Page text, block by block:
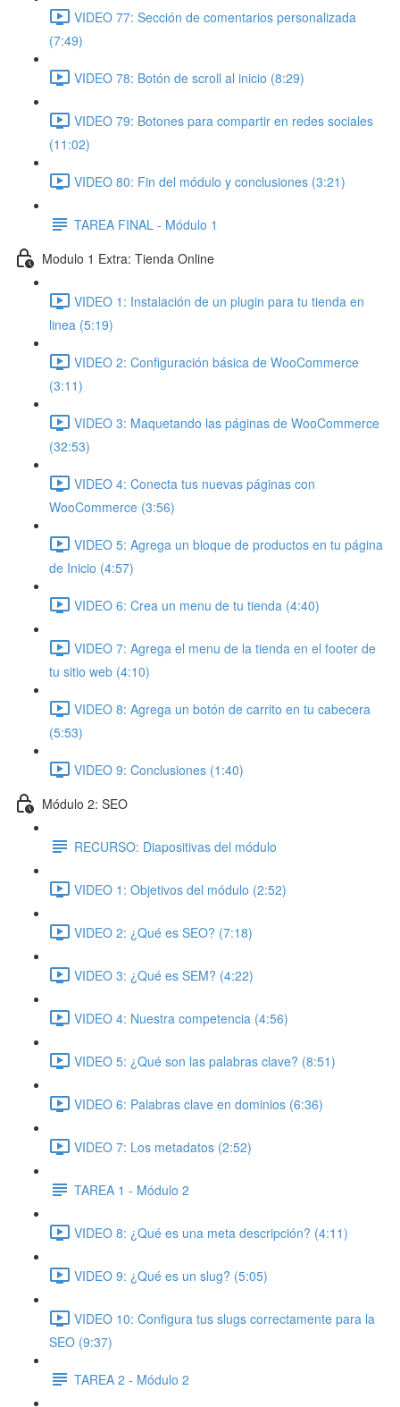
VIDEO 77: Sección de comentarios personalizada
(7:49)
VIDEO 78: Botón de scroll al inicio (8:29)
VIDEO 79: Botones para compartir en redes sociales
(11:02)
VIDEO 80: Fin del módulo y conclusiones (3:21)
TAREA FINAL - Módulo 1
Modulo 1 Extra: Tienda Online
VIDEO 1: Instalación de un plugin para tu tienda en
linea (5:19)
VIDEO 2: Configuración básica de WooCommerce
(3:11)
VIDEO 3: Maquetando las páginas de WooCommerce
(32:53)
VIDEO 4: Conecta tus nuevas páginas con
WooCommerce (3:56)
VIDEO 5: Agrega un bloque de productos en tu página
de Inicio (4:57)
VIDEO 6: Crea un menu de tu tienda (4:40)
VIDEO 7: Agrega el menu de la tienda en el footer de
tu sitio web (4:10)
VIDEO 8: Agrega un botón de carrito en tu cabecera
(5:53)
VIDEO 9: Conclusiones (1:40)
Módulo 2: SEO
RECURSO: Diapositivas del módulo
VIDEO 1: Objetivos del módulo (2:52)
VIDEO 2: ¿Qué es SEO? (7:18)
VIDEO 3: ¿Qué es SEM? (4:22)
VIDEO 4: Nuestra competencia (4:56)
VIDEO 5: ¿Qué son las palabras clave? (8:51)
VIDEO 6: Palabras clave en dominios (6:36)
VIDEO 7: Los metadatos (2:52)
TAREA 1 - Módulo 2
VIDEO 8: ¿Qué es una meta descripción? (4:11)
VIDEO 9: ¿Qué es un slug? (5:05)
VIDEO 10: Configura tus slugs correctamente para la
SEO (9:37)
TAREA 2 - Módulo 2